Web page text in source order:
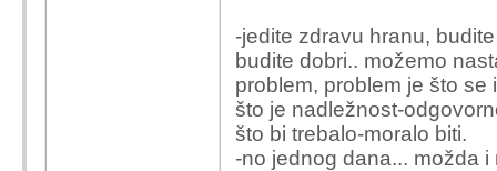
-jedite zdravu hranu,
budite dobri.. možemo
problem, problem je što
što je nadležnost-
što bi trebalo-moralo biti.
-no jednog dana... možda i